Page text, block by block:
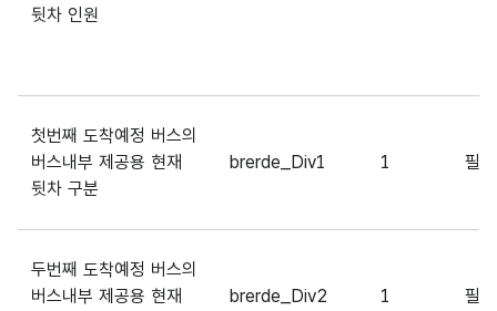
뒷차 인원
첫번째 도착예정 버스의
버스내부 제공용 현재
뒷차 구분
brerde_Div1 1 필
두번째 도착예정 버스의
버스내부 제공용 현재
brerde_Div2 1 필